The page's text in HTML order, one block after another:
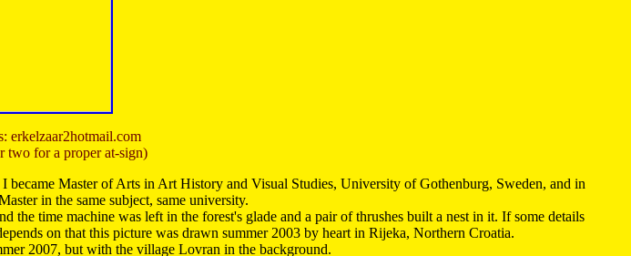
erkelzaar2hotmail.com
two for a proper at-sign)
Master of Arts in Art History and Visual Studies, University of Gothenburg, Sweden, and in
in the same subject, same university.
time machine was left in the forest's glade and a pair of thrushes built a nest in it. If some details
on that this picture was drawn summer 2003 by heart in Rijeka, Northern Croatia.
2007, but with the village Lovran in the background.